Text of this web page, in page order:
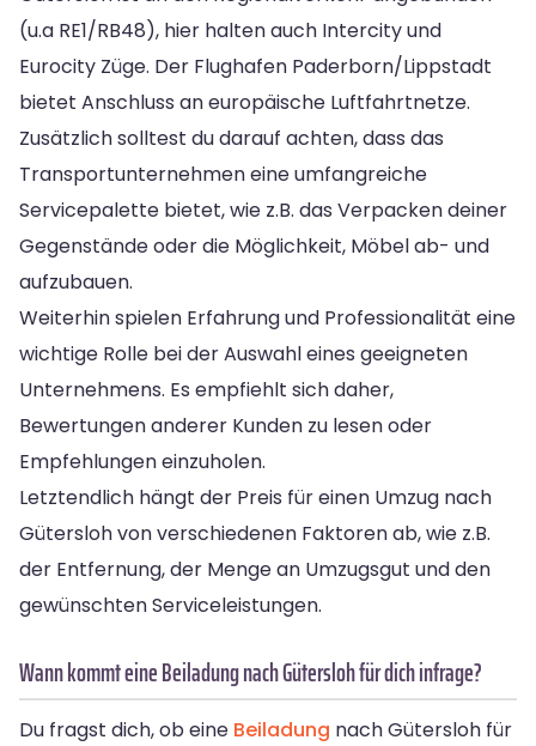
(u.a RE1/RB48), hier halten auch Intercity und
Eurocity Züge. Der Flughafen Paderborn/Lippstadt
bietet Anschluss an europäische Luftfahrtnetze.
Zusätzlich solltest du darauf achten, dass das
Transportunternehmen eine umfangreiche
Servicepalette bietet, wie z.B. das Verpacken deiner
Gegenstände oder die Möglichkeit, Möbel ab- und
aufzubauen.
Weiterhin spielen Erfahrung und Professionalität eine
wichtige Rolle bei der Auswahl eines geeigneten
Unternehmens. Es empfiehlt sich daher,
Bewertungen anderer Kunden zu lesen oder
Empfehlungen einzuholen.
Letztendlich hängt der Preis für einen Umzug nach
Gütersloh von verschiedenen Faktoren ab, wie z.B.
der Entfernung, der Menge an Umzugsgut und den
gewünschten Serviceleistungen.
Wann kommt eine Beiladung nach Gütersloh für dich infrage?
Du fragst dich, ob eine Beiladung nach Gütersloh für